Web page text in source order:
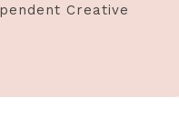
Creative